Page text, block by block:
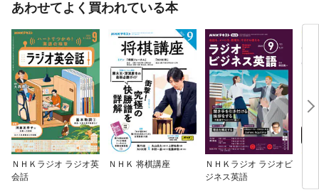
あわせてよく買われている本
ＮＨＫラジオ ラジオ英
会話
ＮＨＫ 将棋講座
ＮＨＫラジオ ラジオビ
ジネス英語